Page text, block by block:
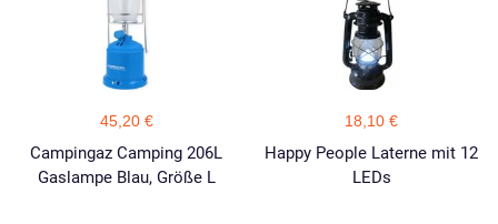
45,20 €
Campingaz Camping 206L
Gaslampe Blau, Größe L
18,10 €
Happy People Laterne mit 12
LEDs